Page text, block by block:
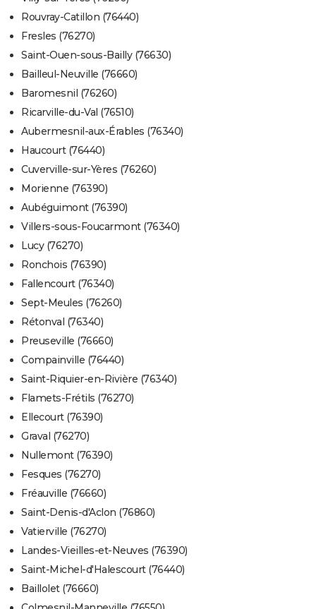
Rouvray-Catillon (76440)
Fresles (76270)
Saint-Ouen-sous-Bailly (76630)
Bailleul-Neuville (76660)
Baromesnil (76260)
Ricarville-du-Val (76510)
Aubermesnil-aux-Érables (76340)
Haucourt (76440)
Cuverville-sur-Yères (76260)
Morienne (76390)
Aubéguimont (76390)
Villers-sous-Foucarmont (76340)
Lucy (76270)
Ronchois (76390)
Fallencourt (76340)
Sept-Meules (76260)
Rétonval (76340)
Preuseville (76660)
Compainville (76440)
Saint-Riquier-en-Rivière (76340)
Flamets-Frétils (76270)
Ellecourt (76390)
Graval (76270)
Nullemont (76390)
Fesques (76270)
Fréauville (76660)
Saint-Denis-d'Aclon (76860)
Vatierville (76270)
Landes-Vieilles-et-Neuves (76390)
Saint-Michel-d'Halescourt (76440)
Baillolet (76660)